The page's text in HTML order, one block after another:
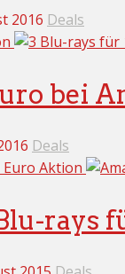
2016 Deals
bei
Deals
rays